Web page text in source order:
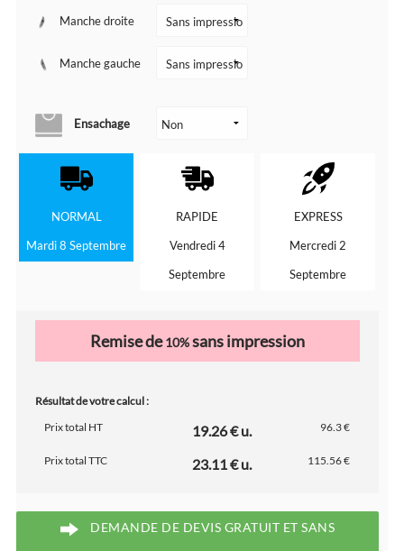
Manche droite
Manche gauche
Ensachage
NORMAL
Mardi 8 Septembre
RAPIDE
Vendredi 4
Septembre
EXPRESS
Mercredi 2
Septembre
Remise de10%sans impression
Résultat de votre calcul :
Prix total HT
19.26 € u. 96.3 €
Prix total TTC 23.11 € u. 115.56 €
DEMANDE DE DEVIS GRATUIT ET SANS